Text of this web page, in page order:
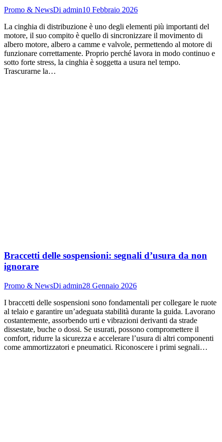
Promo & NewsDi admin10 Febbraio 2026
La cinghia di distribuzione è uno degli elementi più importanti del
motore, il suo compito è quello di sincronizzare il movimento di
albero motore, albero a camme e valvole, permettendo al motore di
funzionare correttamente. Proprio perché lavora in modo continuo e
sotto forte stress, la cinghia è soggetta a usura nel tempo.
Trascurarne la…
Braccetti delle sospensioni: segnali d’usura da non
ignorare
Promo & NewsDi admin28 Gennaio 2026
I braccetti delle sospensioni sono fondamentali per collegare le ruote
al telaio e garantire un’adeguata stabilità durante la guida. Lavorano
costantemente, assorbendo urti e vibrazioni derivanti da strade
dissestate, buche o dossi. Se usurati, possono compromettere il
comfort, ridurre la sicurezza e accelerare l’usura di altri componenti
come ammortizzatori e pneumatici. Riconoscere i primi segnali…